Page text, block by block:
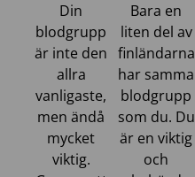
Din
blodgrupp
är inte den
allra
vanligaste,
men ändå
mycket
viktig.
Bara en
liten del av
finländarna
har samma
blodgrupp
som du. Du
är en viktig
och